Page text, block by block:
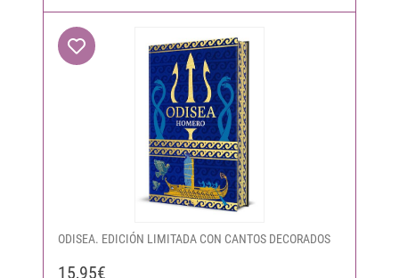
ODISEA. EDICIÓN LIMITADA CON CANTOS DECORADOS
15,95€